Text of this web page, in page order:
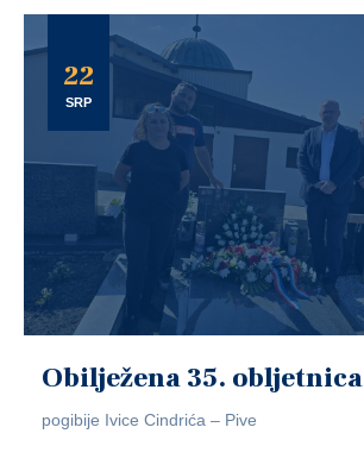
22
SRP
Obilježena 35. obljetnica
pogibije Ivice Cindrića – Pive